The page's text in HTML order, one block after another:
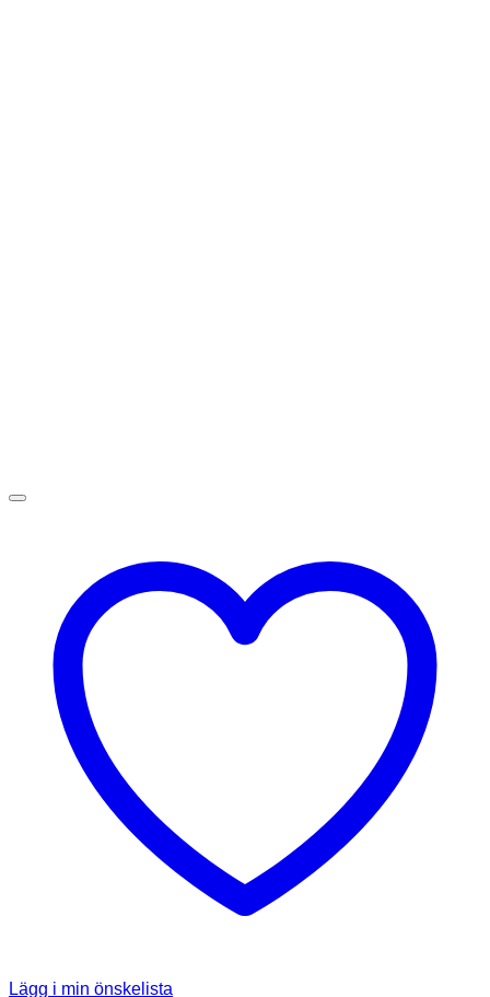
Lägg i min önskelista